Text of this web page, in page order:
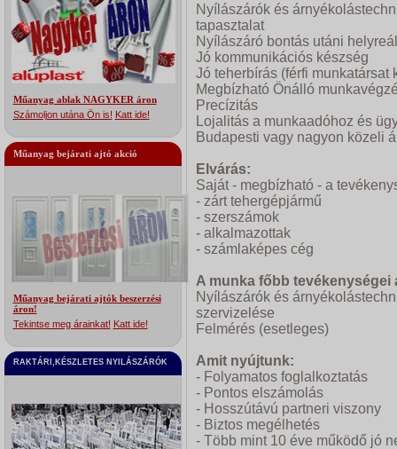
Műanyag ablak NAGYKER áron
Számoljon utána Ön is! Katt ide!
Műanyag bejárati ajtó akció
Műanyag bejárati ajtók beszerzési
áron!
Tekintse meg árainkat! Katt ide!
RAKTÁRI,KÉSZLETES NYILÁSZÁRÓK
Nyílászárók és
tapasztalat
Nyílászáró bontás utáni
Jó kommunikációs készség
Jó teherbírás (férfi munkatársat
Megbízható Önálló
Precízitás
Lojalitás a munkaadóhoz és
Budapesti vagy nagyon közeli
Elvárás:
Saját - megbízható - a
- zárt tehergépjármű
- szerszámok
- alkalmazottak
- számlaképes cég
A munka főbb
Nyílászárók és
szervizelése
Felmérés (esetleges)
Amit nyújtunk:
- Folyamatos foglalkoztatás
- Pontos elszámolás
- Hosszútávú partneri viszony
- Biztos megélhetés
- Több mint 10 éve működő jó